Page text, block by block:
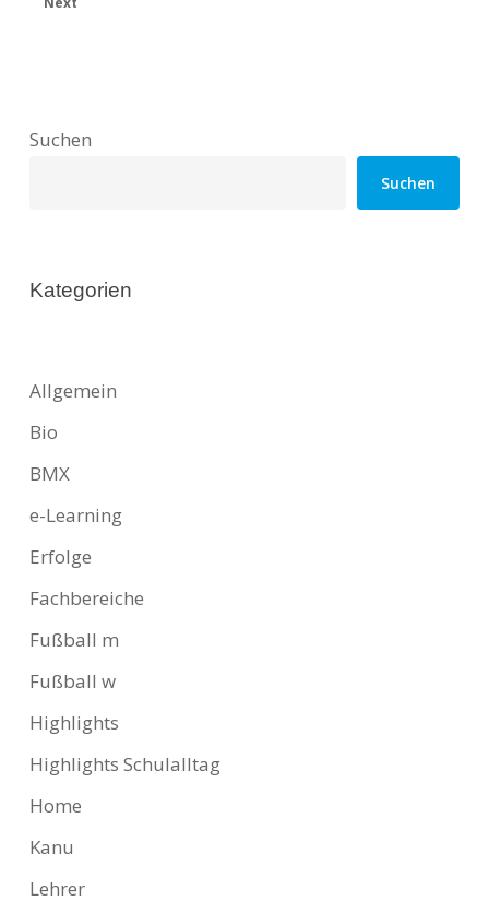
Suchen
Suchen
Kategorien
Allgemein
Bio
BMX
e-Learning
Erfolge
Fachbereiche
Fußball m
Fußball w
Highlights
Highlights Schulalltag
Home
Kanu
Lehrer